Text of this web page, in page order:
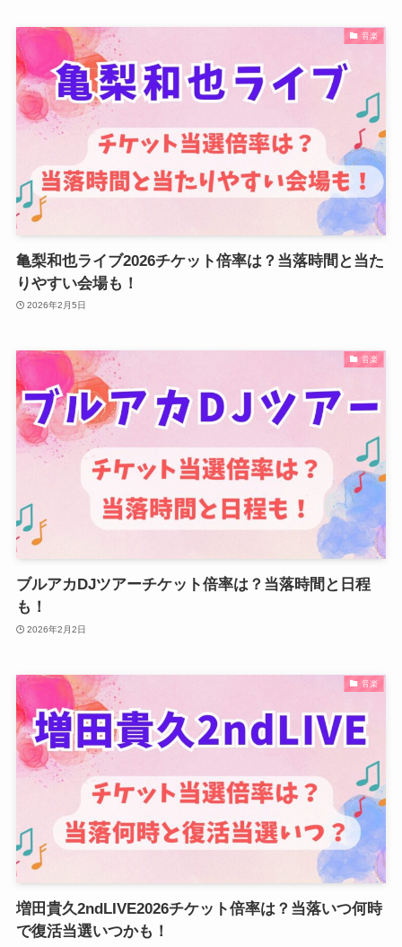
音楽
亀梨和也ライブ2026チケット倍率は？当落時間と当た
りやすい会場も！
2026年2月5日
音楽
ブルアカDJツアーチケット倍率は？当落時間と日程
も！
2026年2月2日
音楽
増田貴久2ndLIVE2026チケット倍率は？当落いつ何時
で復活当選いつかも！